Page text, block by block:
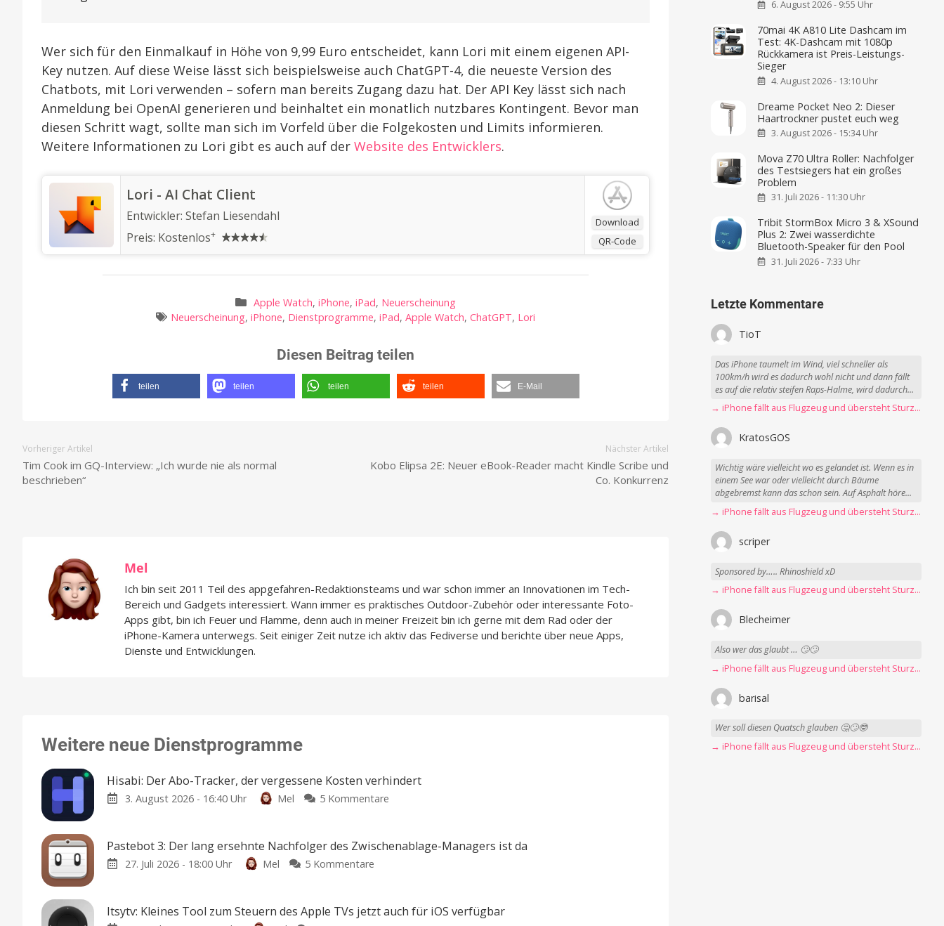
Wer sich für den Einmalkauf in Höhe von 9,99 Euro entscheidet, kann Lori mit einem eigenen API-
Key nutzen. Auf diese Weise lässt sich beispielsweise auch ChatGPT-4, die neueste Version des
Chatbots, mit Lori verwenden – sofern man bereits Zugang dazu hat. Der API Key lässt sich nach
Anmeldung bei OpenAI generieren und beinhaltet ein monatlich nutzbares Kontingent. Bevor man
diesen Schritt wagt, sollte man sich im Vorfeld über die Folgekosten und Limits informieren.
Weitere Informationen zu Lori gibt es auch auf der Website des Entwicklers.
Download
QR-Code
‎Lori - AI Chat Client
Entwickler: Stefan Liesendahl
Preis: Kostenlos+
Apple Watch,iPhone,iPad, Neuerscheinung
Neuerscheinung,iPhone, Dienstprogramme,iPad,Apple Watch,ChatGPT, Lori
Diesen Beitrag teilen
teilen teilen teilen teilen E-Mail
Vorheriger Artikel
Tim Cook im GQ-Interview: „Ich wurde nie als normal
beschrieben“
Nächster Artikel
Kobo Elipsa 2E: Neuer eBook-Reader macht Kindle Scribe und
Co. Konkurrenz
Mel
Ich bin seit 2011 Teil des appgefahren-Redaktionsteams und war schon immer an Innovationen im Tech-
Bereich und Gadgets interessiert. Wann immer es praktisches Outdoor-Zubehör oder interessante Foto-
Apps gibt, bin ich Feuer und Flamme, denn auch in meiner Freizeit bin ich gerne mit dem Rad oder der
iPhone-Kamera unterwegs. Seit einiger Zeit nutze ich aktiv das Fediverse und berichte über neue Apps,
Dienste und Entwicklungen.
Weitere neue Dienstprogramme
Hisabi: Der Abo-Tracker, der vergessene Kosten verhindert
3. August 2026 - 16:40 Uhr Mel 5 Kommentare
Abo-
Tracker,
verhindert
Pastebot 3: Der lang ersehnte Nachfolger des Zwischenablage-Managers ist da
27. Juli 2026 - 18:00 Uhr Mel 5 Kommentare
Der
Itsytv: Kleines Tool zum Steuern des Apple TVs jetzt auch für iOS verfügbar
6. August 2026 - 9:55 Uhr
70mai 4K A810 Lite Dashcam im
Test: 4K-Dashcam mit 1080p
Rückkamera ist Preis-Leistungs-
Sieger
4. August 2026 - 13:10 Uhr
Dreame Pocket Neo 2: Dieser
Haartrockner pustet euch weg
3. August 2026 - 15:34 Uhr
Mova Z70 Ultra Roller: Nachfolger
des Testsiegers hat ein großes
Problem
31. Juli 2026 - 11:30 Uhr
Tribit StormBox Micro 3 & XSound
Plus 2: Zwei wasserdichte
Bluetooth-Speaker für den Pool
31. Juli 2026 - 7:33 Uhr
Letzte Kommentare
TioT
Das iPhone taumelt im Wind, viel schneller als
100km/h wird es dadurch wohl nicht und dann fällt
es auf die relativ steifen Raps-Halme, wird dadurch...
→ iPhone fällt aus Flugzeug und übersteht Sturz unbeschadet
KratosGOS
Wichtig wäre vielleicht wo es gelandet ist. Wenn es in
einem See war oder vielleicht durch Bäume
abgebremst kann das schon sein. Auf Asphalt höre...
→ iPhone fällt aus Flugzeug und übersteht Sturz unbeschadet
scriper
Sponsored by….. Rhinoshield xD
→ iPhone fällt aus Flugzeug und übersteht Sturz unbeschadet
Blecheimer
Also wer das glaubt … 🙄🙄
→ iPhone fällt aus Flugzeug und übersteht Sturz unbeschadet
barisal
Wer soll diesen Quatsch glauben 🤔🙄🤓
→ iPhone fällt aus Flugzeug und übersteht Sturz unbeschadet